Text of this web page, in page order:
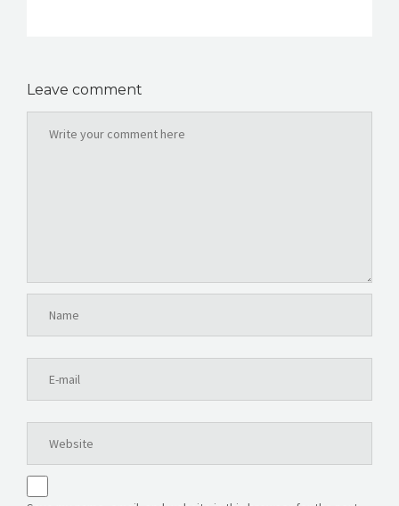
Leave comment